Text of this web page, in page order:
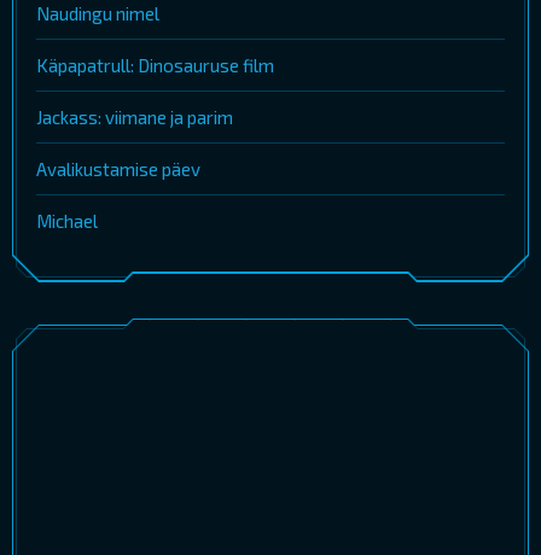
Naudingu nimel
Käpapatrull: Dinosauruse film
Jackass: viimane ja parim
Avalikustamise päev
Michael